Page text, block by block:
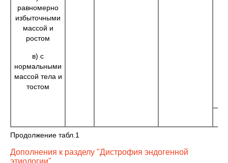
равномерно
избыточными
массой и
ростом
в) с
нормальными
массой тела и
тостом
Продолжение табл.1
Дополнения к разделу "Дистрофия эндогенной
этиологии"